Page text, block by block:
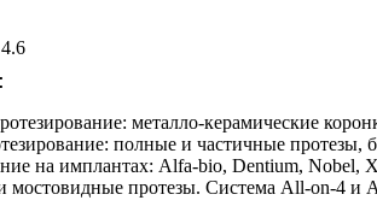
металло-керамические
полные и частичные протезы,
на имплантах: Alfa-bio, Dentium, Nobel,
мостовидные протезы. Система All-on-4 и